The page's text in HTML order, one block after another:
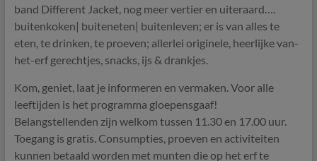
band Different Jacket, nog meer vertier en uiteraard….
buitenkoken| buiteneten| buitenleven; er is van alles te
eten, te drinken, te proeven; allerlei originele, heerlijke van-
het-erf gerechtjes, snacks, ijs & drankjes.
Kom, geniet, laat je informeren en vermaken. Voor alle
leeftijden is het programma gloepensgaaf!
Belangstellenden zijn welkom tussen 11.30 en 17.00 uur.
Toegang is gratis. Consumpties, proeven en activiteiten
kunnen betaald worden met munten die op het erf te